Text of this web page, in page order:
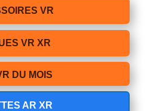
VR
VR XR
DU MOIS
AR XR